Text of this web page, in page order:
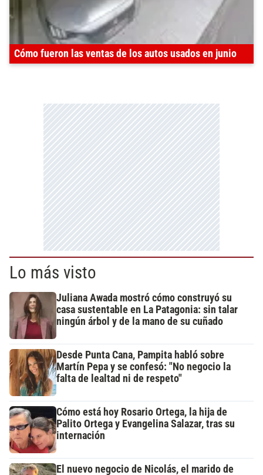
Cómo fueron las ventas de los autos usados en junio
Lo más visto
Juliana Awada mostró cómo construyó su
casa sustentable en La Patagonia: sin talar
ningún árbol y de la mano de su cuñado
Desde Punta Cana, Pampita habló sobre
Martín Pepa y se confesó: "No negocio la
falta de lealtad ni de respeto"
Cómo está hoy Rosario Ortega, la hija de
Palito Ortega y Evangelina Salazar, tras su
internación
El nuevo negocio de Nicolás, el marido de